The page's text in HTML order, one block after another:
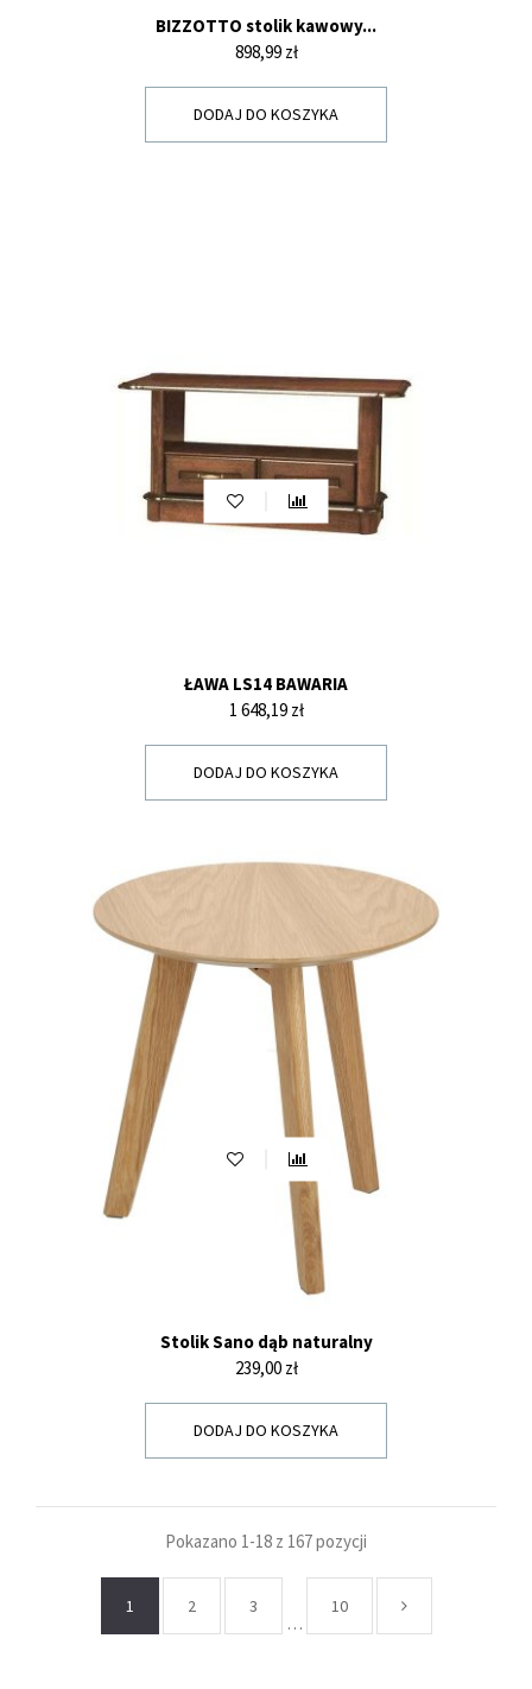
BIZZOTTO stolik kawowy...
Cena
898,99 zł
DODAJ DO KOSZYKA
ŁAWA LS14 BAWARIA
Cena
1 648,19 zł
DODAJ DO KOSZYKA
Stolik Sano dąb naturalny
Cena
239,00 zł
DODAJ DO KOSZYKA
Pokazano 1-18 z 167 pozycji
1 2 3
…
10